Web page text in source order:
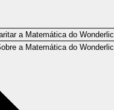
a Matemática do Wonderlic
a Matemática do Wonderlic